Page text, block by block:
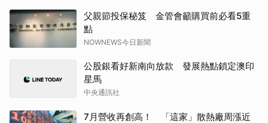
父親節投保秘笈 金管會籲購買前必看5重
點
NOWNEWS今日新聞
公股銀看好新南向放款 發展熱點鎖定澳印
星馬
中央通訊社
7月營收再創高！ 「這家」散熱廠周漲近